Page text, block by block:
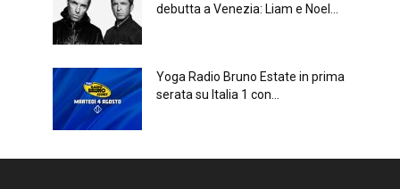
debutta a Venezia: Liam e Noel...
Yoga Radio Bruno Estate in prima
serata su Italia 1 con...